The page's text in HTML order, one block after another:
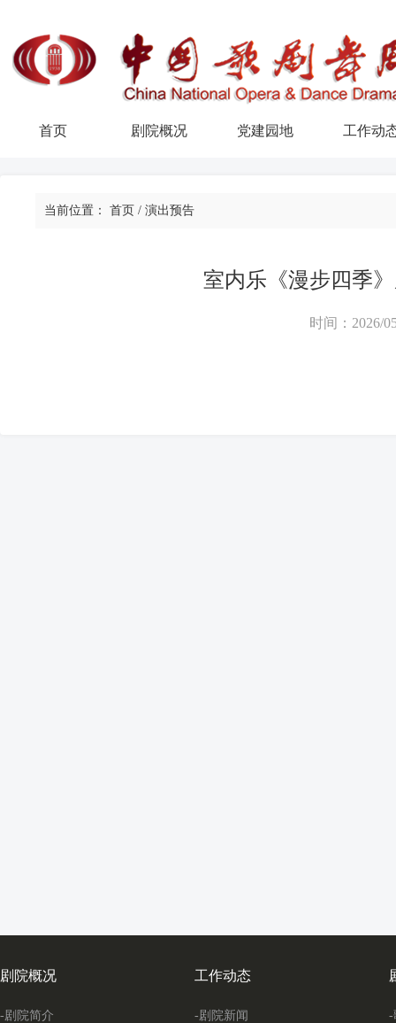
首页 剧院概况 党建园地 工作动
当前位置： 首页 / 演出预告
室内乐《漫步四季
时间：2026/
剧院概况
-剧院简介
工作动态
-剧院新闻 -